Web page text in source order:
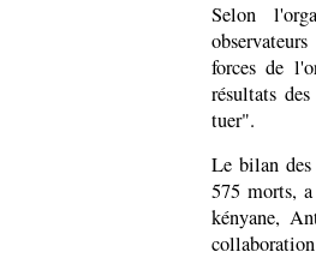
Selon
forces de
résultats
tuer".
Le bilan des
575 morts,
kényane,